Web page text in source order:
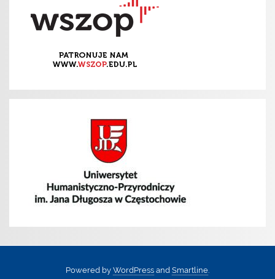
Powered by WordPress and Smartline.